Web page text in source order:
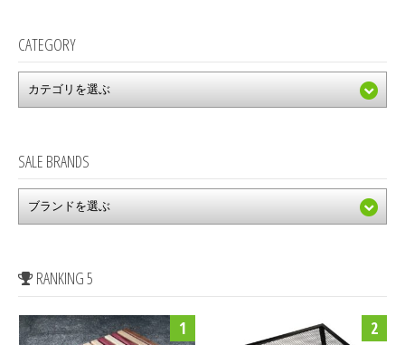
CATEGORY
SALE BRANDS
RANKING 5